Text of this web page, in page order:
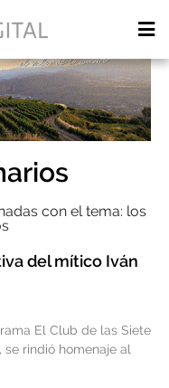
con el tema: los
del mítico Iván
El Club de las Siete
se rindió homenaje al